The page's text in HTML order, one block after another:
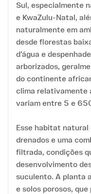
Sul, especialmente
e KwaZulu-Natal,
naturalmente em
desde florestas
d’água e
arborizados,
do continente
clima relativamente
variam entre 5 e
Esse habitat natural
drenados e uma
filtrada, condições
desenvolvimento
suculento. A planta
e solos porosos,